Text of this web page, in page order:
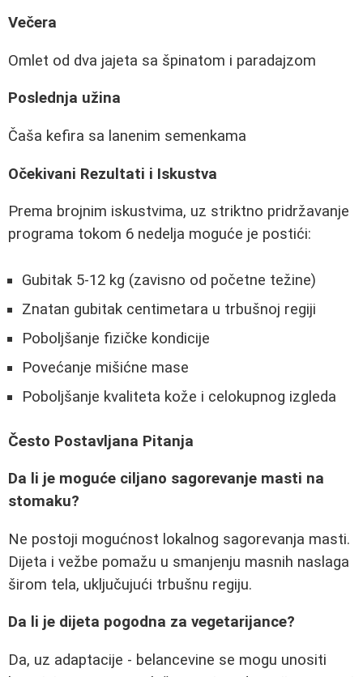
Večera
Omlet od dva jajeta sa špinatom i paradajzom
Poslednja užina
Čaša kefira sa lanenim semenkama
Očekivani Rezultati i Iskustva
Prema brojnim iskustvima, uz striktno pridržavanje
programa tokom 6 nedelja moguće je postići:
Gubitak 5-12 kg (zavisno od početne težine)
Znatan gubitak centimetara u trbušnoj regiji
Poboljšanje fizičke kondicije
Povećanje mišićne mase
Poboljšanje kvaliteta kože i celokupnog izgleda
Često Postavljana Pitanja
Da li je moguće ciljano sagorevanje masti na
stomaku?
Ne postoji mogućnost lokalnog sagorevanja masti.
Dijeta i vežbe pomažu u smanjenju masnih naslaga
širom tela, uključujući trbušnu regiju.
Da li je dijeta pogodna za vegetarijance?
Da, uz adaptacije - belancevine se mogu unositi